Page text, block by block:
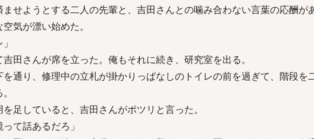
ませようとする二人の先輩と、吉田さんとの噛み合わない言葉の応酬が
気が漂い始めた。
吉田さんが席を立った。俺もそれに続き、研究室を出る。
を通り、修理中の立札が掛かりっぱなしのトイレの前を過ぎて、階段を
を足していると、吉田さんがポツリと言った。
って話あるだろ」